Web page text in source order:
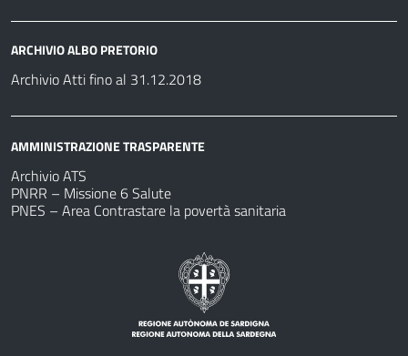
ARCHIVIO ALBO PRETORIO
Archivio Atti fino al 31.12.2018
AMMINISTRAZIONE TRASPARENTE
Archivio ATS
PNRR – Missione 6 Salute
PNES – Area Contrastare la povertà sanitaria